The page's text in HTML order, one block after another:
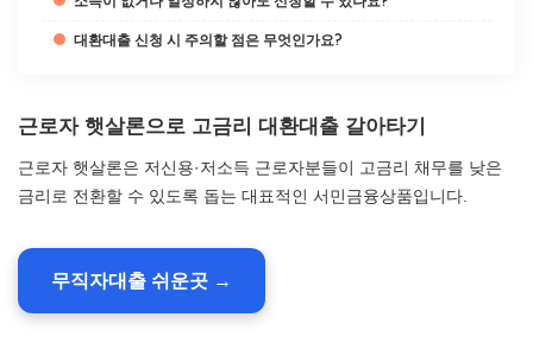
대환대출 신청 시 주의할 점은 무엇인가요?
근로자 햇살론으로 고금리 대환대출 갈아타기
근로자 햇살론은 저신용·저소득 근로자분들이 고금리 채무를 낮은
금리로 전환할 수 있도록 돕는 대표적인 서민금융상품입니다.
무직자대출 쉬운곳 →